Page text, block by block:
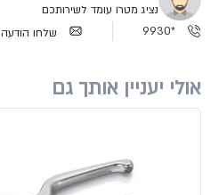
נציג מטרו עומד לשירותכם
*9930
שלחו הודעה
אולי יעניין אותך גם